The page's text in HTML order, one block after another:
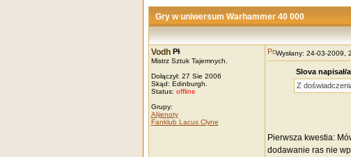
Gry w uniwersum Warhammer 40 000
Vodh
Mistrz Sztuk Tajemnych.
Dołączył: 27 Sie 2006
Skąd: Edinburgh.
Status: offline
Grupy:
Alijenoty
Fanklub Lacus Clyne
Wysłany: 24-03-2009,
Slova napisał/
Z
Pierwsza kwestia:
dodawanie ras nie